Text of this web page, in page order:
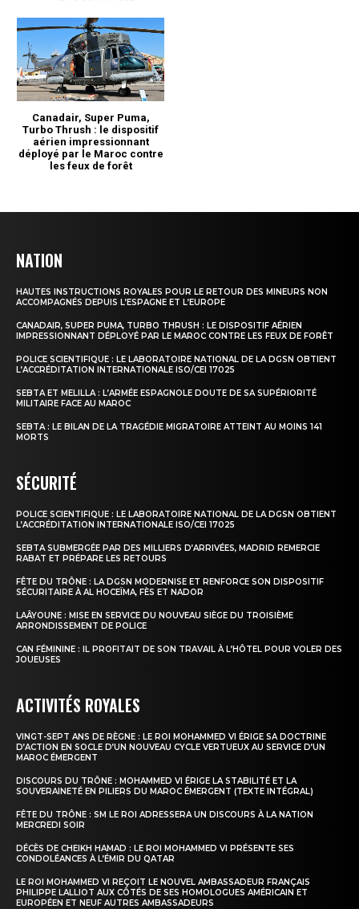
NATION
HAUTES INSTRUCTIONS ROYALES POUR LE RETOUR DES MINEURS NON
ACCOMPAGNÉS DEPUIS L’ESPAGNE ET L’EUROPE
CANADAIR, SUPER PUMA, TURBO THRUSH : LE DISPOSITIF AÉRIEN
IMPRESSIONNANT DÉPLOYÉ PAR LE MAROC CONTRE LES FEUX DE FORÊT
POLICE SCIENTIFIQUE : LE LABORATOIRE NATIONAL DE LA DGSN OBTIENT
L’ACCRÉDITATION INTERNATIONALE ISO/CEI 17025
SEBTA ET MELILLA : L’ARMÉE ESPAGNOLE DOUTE DE SA SUPÉRIORITÉ
MILITAIRE FACE AU MAROC
SEBTA : LE BILAN DE LA TRAGÉDIE MIGRATOIRE ATTEINT AU MOINS 141
MORTS
SÉCURITÉ
POLICE SCIENTIFIQUE : LE LABORATOIRE NATIONAL DE LA DGSN OBTIENT
L’ACCRÉDITATION INTERNATIONALE ISO/CEI 17025
SEBTA SUBMERGÉE PAR DES MILLIERS D’ARRIVÉES, MADRID REMERCIE
RABAT ET PRÉPARE LES RETOURS
FÊTE DU TRÔNE : LA DGSN MODERNISE ET RENFORCE SON DISPOSITIF
SÉCURITAIRE À AL HOCEÏMA, FÈS ET NADOR
LAÂYOUNE : MISE EN SERVICE DU NOUVEAU SIÈGE DU TROISIÈME
ARRONDISSEMENT DE POLICE
CAN FÉMININE : IL PROFITAIT DE SON TRAVAIL À L’HÔTEL POUR VOLER DES
JOUEUSES
ACTIVITÉS ROYALES
VINGT-SEPT ANS DE RÈGNE : LE ROI MOHAMMED VI ÉRIGE SA DOCTRINE
D’ACTION EN SOCLE D’UN NOUVEAU CYCLE VERTUEUX AU SERVICE D’UN
MAROC ÉMERGENT
DISCOURS DU TRÔNE : MOHAMMED VI ÉRIGE LA STABILITÉ ET LA
SOUVERAINETÉ EN PILIERS DU MAROC ÉMERGENT (TEXTE INTÉGRAL)
FÊTE DU TRÔNE : SM LE ROI ADRESSERA UN DISCOURS À LA NATION
MERCREDI SOIR
DÉCÈS DE CHEIKH HAMAD : LE ROI MOHAMMED VI PRÉSENTE SES
CONDOLÉANCES À L’ÉMIR DU QATAR
LE ROI MOHAMMED VI REÇOIT LE NOUVEL AMBASSADEUR FRANÇAIS
PHILIPPE LALLIOT AUX CÔTÉS DE SES HOMOLOGUES AMÉRICAIN ET
EUROPÉEN ET NEUF AUTRES AMBASSADEURS